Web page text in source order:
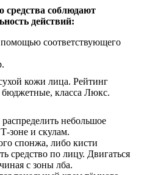
средства соблюдают
действий:
соответствующего
небольшое
зоне и скулам.
спонжа, либо кисти
средство по лицу. Двигаться
с зоны лба.